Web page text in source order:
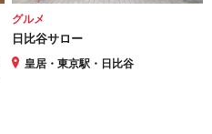
グルメ
日比谷サロー
皇居・東京駅・日比谷